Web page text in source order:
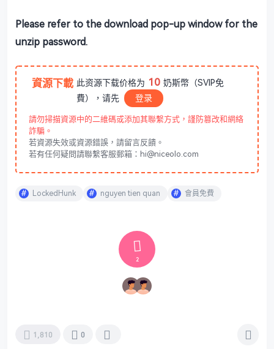
Please refer to the download pop-up window for the
unzip password.
資源下載 此资源下载价格为 10 奶斯幣（SVIP免
費），请先
登录
請勿掃描資源中的二維碼或添加其聯繫方式，謹防篡改和網絡
詐騙。
若資源失效或資源錯誤，請留言反饋。
若有任何疑問請聯繫客服郵箱：hi@niceolo.com
LockedHunk nguyen tien quan 會員免費
2
1,810 0